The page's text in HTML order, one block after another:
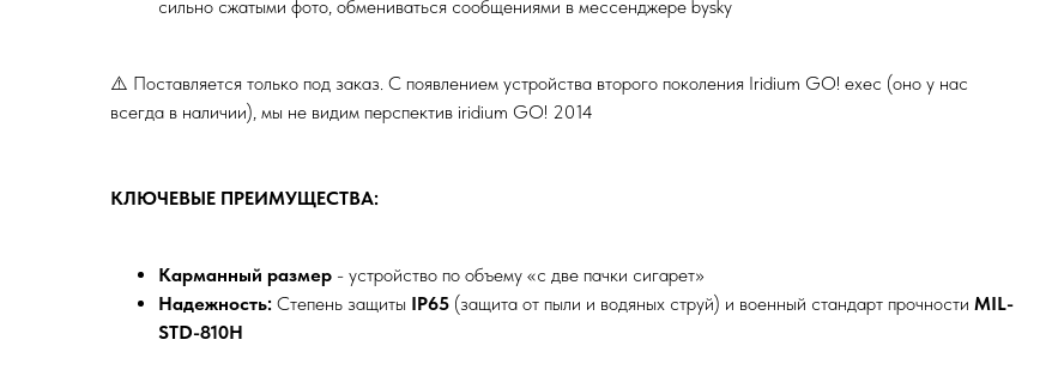
сильно сжатыми фото, обмениваться сообщениями в мессенджере bysky
⚠️ Поставляется только под заказ. С появлением устройства второго поколения Iridium GO! exec (оно у нас
всегда в наличии), мы не видим перспектив iridium GO! 2014
КЛЮЧЕВЫЕ ПРЕИМУЩЕСТВА:
Карманный размер - устройство по объему «с две пачки сигарет»
Надежность: Степень защиты IP65 (защита от пыли и водяных струй) и военный стандарт прочности MIL-
STD-810H